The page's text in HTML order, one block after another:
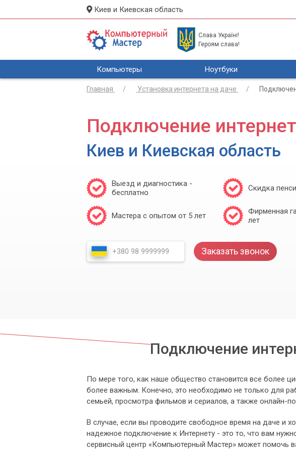
Киев и Киевская область
Слава Україні!
Героям слава!
Компьютеры Ноутбуки
Главная Установка интернета на даче
Подключение
Киев и Киевская область
Выезд и диагностика -
бесплатно
Скидка
Мастера с опытом от 5 лет
Фирменная
лет
Заказать звонок
Подключение
По мере того, как наше общество становится все более
более важным. Конечно, это необходимо не только для
семьей, просмотра фильмов и сериалов, а также онлайн-
В случае, если вы проводите свободное время на даче и
надежное подключение к Интернету - это то, что вам
сервисный центр «Компьютерный Мастер» может помочь